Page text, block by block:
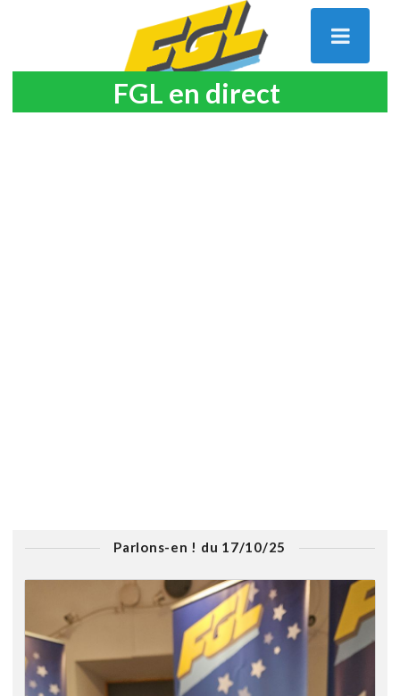
FGL en direct
Parlons-en ! du 17/10/25